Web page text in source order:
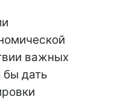
важных
бы дать